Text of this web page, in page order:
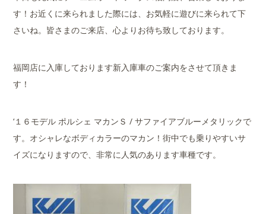
す！お近くに来られました際には、お気軽に遊びに来られて下
さいね。皆さまのご来店、心よりお待ち致しております。
福岡店に入庫しております新入庫車のご案内をさせて頂きま
す！
‘１６モデル ポルシェ マカンＳ / サファイアブルーメタリックで
す。オシャレなボディカラーのマカン！街中でも乗りやすいサ
イズになりますので、非常に人気のあります車種です。